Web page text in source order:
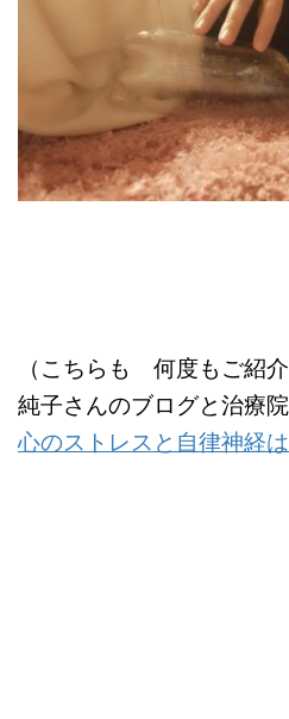
（こちらも 何度もご紹
純子さんのブログと治療
心のストレスと自律神経